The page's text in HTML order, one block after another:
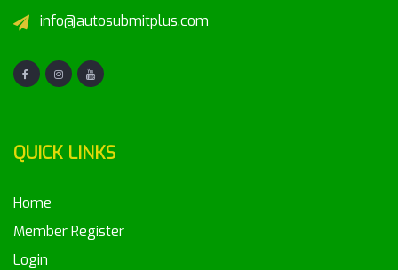
info@autosubmitplus.com
QUICK LINKS
Home
Member Register
Login